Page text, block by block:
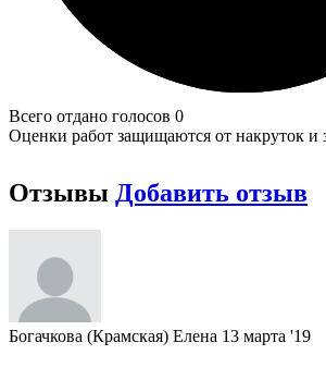
Всего отдано голосов 0
Оценки работ защищаются от накруток и
Отзывы Добавить отзыв
Богачкова (Крамская) Елена 13 марта '19